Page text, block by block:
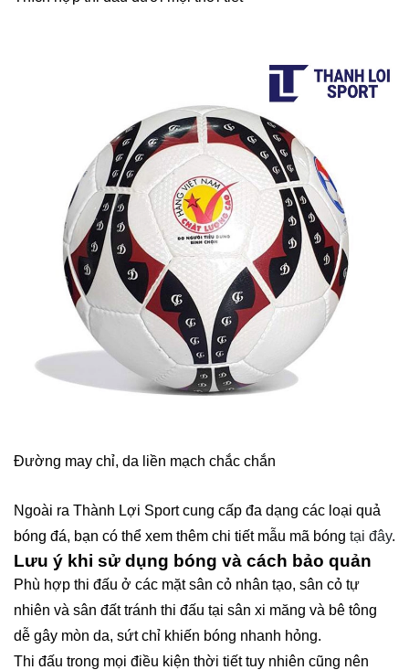
Đường may chỉ, da liền mạch chắc chắn
Ngoài ra Thành Lợi Sport cung cấp đa dạng các loại quả
bóng đá, bạn có thể xem thêm chi tiết mẫu mã bóng tại đây.
Lưu ý khi sử dụng bóng và cách bảo quản
Phù hợp thi đấu ở các mặt sân cỏ nhân tạo, sân cỏ tự
nhiên và sân đất tránh thi đấu tại sân xi măng và bê tông
dễ gây mòn da, sứt chỉ khiến bóng nhanh hỏng.
Thi đấu trong mọi điều kiện thời tiết tuy nhiên cũng nên